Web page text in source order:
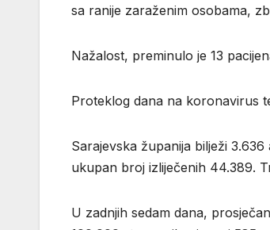
sa ranije zaraženim osobama,
Nažalost, preminulo je 13
Proteklog dana na koronavirus
Sarajevska županija bilježi
ukupan broj izliječenih 44.389.
U zadnjih sedam dana,